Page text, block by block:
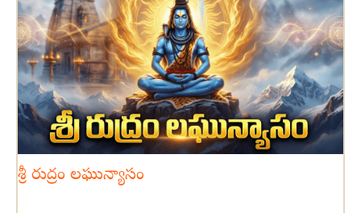
శ్రీ రుద్రం లఘున్యాసం